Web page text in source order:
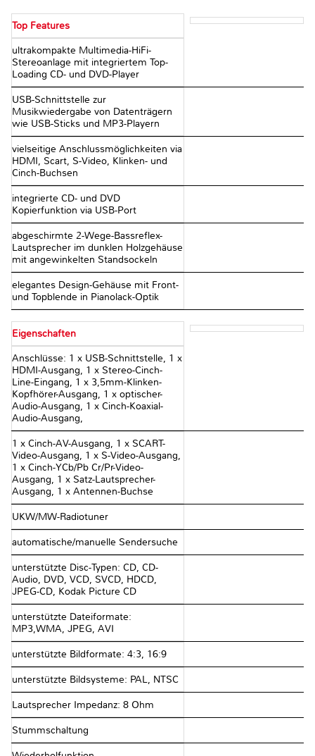
Top Features
ultrakompakte Multimedia-HiFi-
Stereoanlage mit integriertem Top-
Loading CD- und DVD-Player
USB-Schnittstelle zur
Musikwiedergabe von Datenträgern
wie USB-Sticks und MP3-Playern
vielseitige Anschlussmöglichkeiten via
HDMI, Scart, S-Video, Klinken- und
Cinch-Buchsen
integrierte CD- und DVD
Kopierfunktion via USB-Port
abgeschirmte 2-Wege-Bassreflex-
Lautsprecher im dunklen Holzgehäuse
mit angewinkelten Standsockeln
elegantes Design-Gehäuse mit Front-
und Topblende in Pianolack-Optik
Eigenschaften
Anschlüsse: 1 x USB-Schnittstelle, 1 x
HDMI-Ausgang, 1 x Stereo-Cinch-
Line-Eingang, 1 x 3,5mm-Klinken-
Kopfhörer-Ausgang, 1 x optischer-
Audio-Ausgang, 1 x Cinch-Koaxial-
Audio-Ausgang,
1 x Cinch-AV-Ausgang, 1 x SCART-
Video-Ausgang, 1 x S-Video-Ausgang,
1 x Cinch-YCb/Pb Cr/Pr-Video-
Ausgang, 1 x Satz-Lautsprecher-
Ausgang, 1 x Antennen-Buchse
UKW/MW-Radiotuner
automatische/manuelle Sendersuche
unterstützte Disc-Typen: CD, CD-
Audio, DVD, VCD, SVCD, HDCD,
JPEG-CD, Kodak Picture CD
unterstützte Dateiformate:
MP3,WMA, JPEG, AVI
unterstützte Bildformate: 4:3, 16:9
unterstützte Bildsysteme: PAL, NTSC
Lautsprecher Impedanz: 8 Ohm
Stummschaltung